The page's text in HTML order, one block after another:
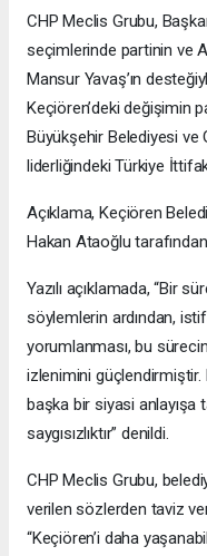
CHP Meclis Grubu,
seçimlerinde partinin ve
Mansur Yavaş’ın
Keçiören’deki değişimin
Büyükşehir Belediyesi ve
liderliğindeki Türkiye
Açıklama, Keçiören
Hakan Ataoğlu
Yazılı açıklamada, “Bir
söylemlerin ardından,
yorumlanması, bu
izlenimini güçlendirmiştir.
başka bir siyasi anlayışa
saygısızlıktır” denildi.
CHP Meclis Grubu,
verilen sözlerden taviz
“Keçiören’i daha